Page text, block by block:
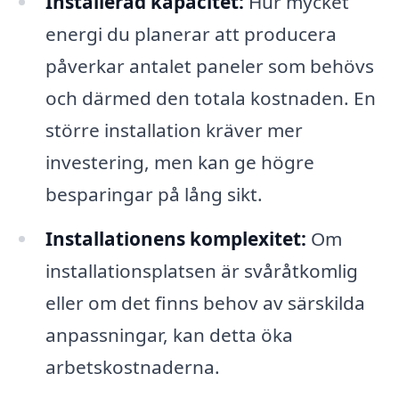
energi du planerar att producera
påverkar antalet paneler som behövs
och därmed den totala kostnaden. En
större installation kräver mer
investering, men kan ge högre
besparingar på lång sikt.
Installationens komplexitet: Om
installationsplatsen är svåråtkomlig
eller om det finns behov av särskilda
anpassningar, kan detta öka
arbetskostnaderna.